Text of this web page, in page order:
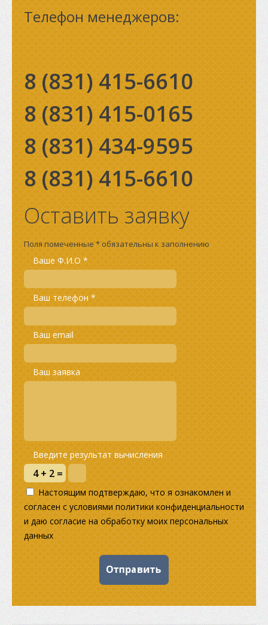
Телефон менеджеров:
8 (831) 415-6610
8 (831) 415-0165
8 (831) 434-9595
8 (831) 415-6610
Оставить заявку
Поля помеченные * обязательны к заполнению
Ваше Ф.И.О *
Ваш телефон *
Ваш email
Ваш заявка
Введите результат вычисления
Настоящим подтверждаю, что я ознакомлен и
согласен с условиями политики конфиденциальности
и даю согласие на обработку моих персональных
данных